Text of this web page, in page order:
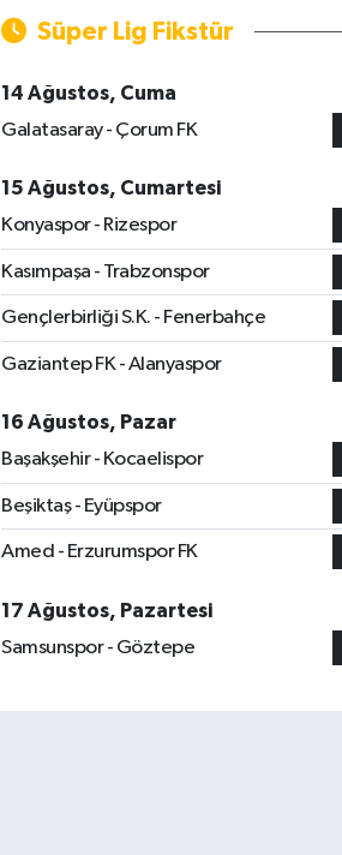
Süper Lig Fikstür
14 Ağustos, Cuma
Galatasaray - Çorum FK
15 Ağustos, Cumartesi
Konyaspor - Rizespor
Kasımpaşa - Trabzonspor
Gençlerbirliği S.K. - Fenerbahçe
Gaziantep FK - Alanyaspor
16 Ağustos, Pazar
Başakşehir - Kocaelispor
Beşiktaş - Eyüpspor
Amed - Erzurumspor FK
17 Ağustos, Pazartesi
Samsunspor - Göztepe